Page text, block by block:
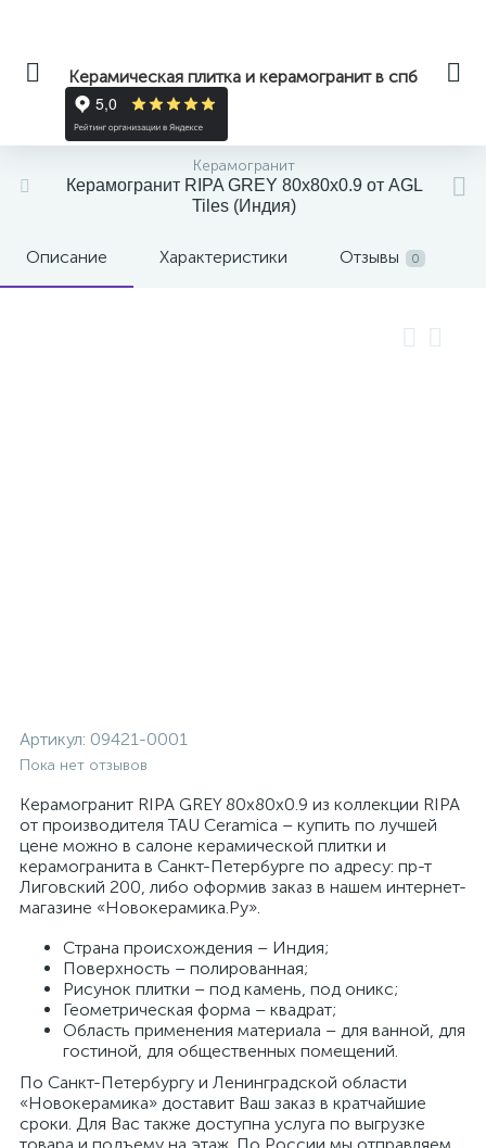
Керамическая плитка и керамогранит в спб
Керамогранит
Керамогранит RIPA GREY 80x80x0.9 от AGL
Tiles (Индия)
Описание Характеристики Отзывы 0
Артикул: 09421-0001
Пока нет отзывов
Керамогранит RIPA GREY 80x80x0.9 из коллекции RIPA
от производителя TAU Ceramica – купить по лучшей
цене можно в салоне керамической плитки и
керамогранита в Санкт-Петербурге по адресу: пр-т
Лиговский 200, либо оформив заказ в нашем интернет-
магазине «Новокерамика.Ру».
Страна происхождения – Индия;
Поверхность – полированная;
Рисунок плитки – под камень, под оникс;
Геометрическая форма – квадрат;
Область применения материала – для ванной, для
гостиной, для общественных помещений.
По Санкт-Петербургу и Ленинградской области
«Новокерамика» доставит Ваш заказ в кратчайшие
сроки. Для Вас также доступна услуга по выгрузке